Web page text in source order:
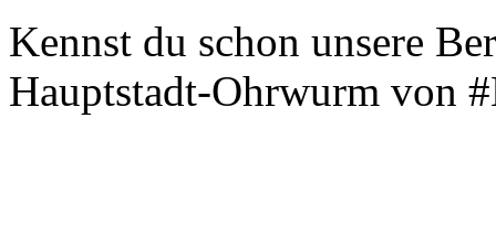
Kennst du schon unsere
Hauptstadt-Ohrwurm von